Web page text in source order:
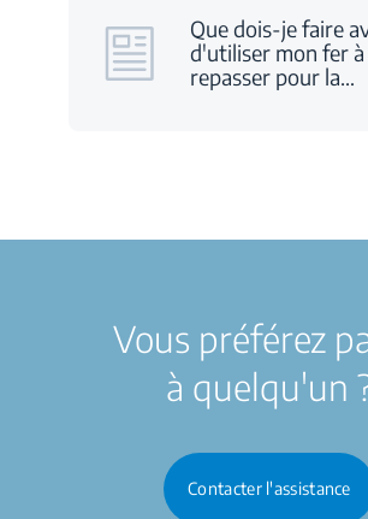
Que dois-je faire
d'utiliser mon fer à
repasser pour la…
Vous préférez
à quelqu'un
Contacter l'assistance